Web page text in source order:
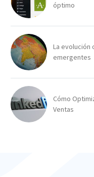
óptimo
La evolución
emergentes
Cómo
Ventas